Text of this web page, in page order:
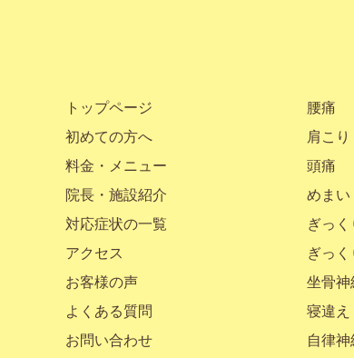
トップページ
初めての方へ
料金・メニュー
院長・施設紹介
対応症状の一覧
アクセス
お客様の声
よくある質問
お問い合わせ
腰痛
肩こり
頭痛
めまい
ぎっく
ぎっく
坐骨神
寝違え
自律